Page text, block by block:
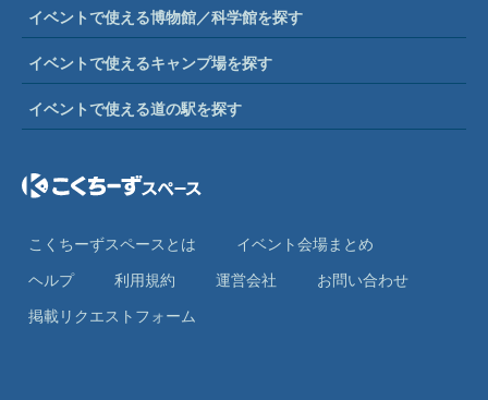
イベントで使える博物館／科学館を探す
イベントで使えるキャンプ場を探す
イベントで使える道の駅を探す
こくちーずスペースとは
イベント会場まとめ
ヘルプ
利⽤規約 運営会社
お問い合わせ
掲載リクエストフォーム